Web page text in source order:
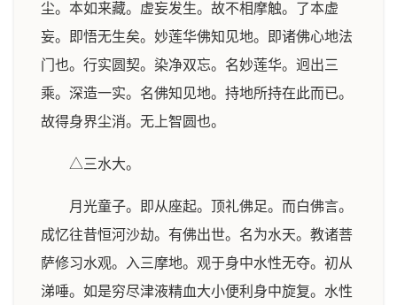
尘。本如来藏。虚妄发生。故不相摩触。了本虚
妄。即悟无生矣。妙莲华佛知见地。即诸佛心地法
门也。行实圆契。染净双忘。名妙莲华。迥出三
乘。深造一实。名佛知见地。持地所持在此而已。
故得身界尘消。无上智圆也。
△三水大。
月光童子。即从座起。顶礼佛足。而白佛言。
成忆往昔恒河沙劫。有佛出世。名为水天。教诸菩
萨修习水观。入三摩地。观于身中水性无夺。初从
涕唾。如是穷尽津液精血大小便利身中旋复。水性